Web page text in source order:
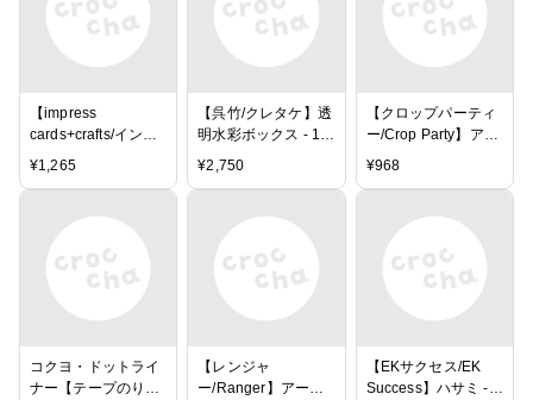
【impress
cards+crafts/インプ
レス カードアンドク
ラフト】ウッドスタ
¥1,265
【呉竹/クレタケ】透
明水彩ボックス - 12
色
¥2,750
【クロップパーティ
ー/Crop Party】アク
リルブロック
¥968
コクヨ・ドットライ
ナー【テープのり】
【レンジャ
ー/Ranger】アーカ
【EKサクセス/EK
Success】ハサミ -